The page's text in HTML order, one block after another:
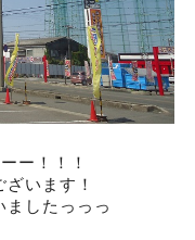
ー！！！
います！
したっっっ